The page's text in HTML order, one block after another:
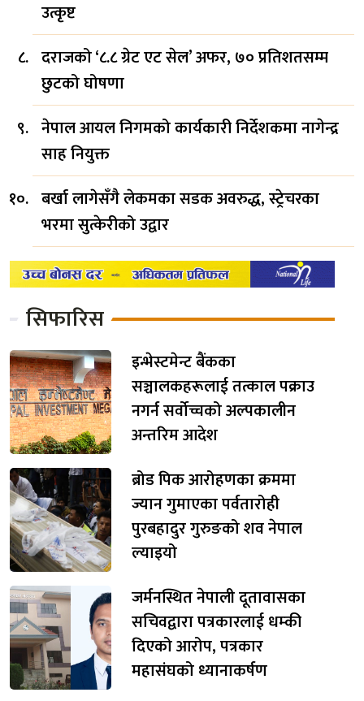
उत्कृष्ट
दराजको ‘८.८ ग्रेट एट सेल’ अफर, ७० प्रतिशतसम्म
छुटको घोषणा
नेपाल आयल निगमको कार्यकारी निर्देशकमा नागेन्द्र
साह नियुक्त
बर्खा लागेसँगै लेकमका सडक अवरुद्ध, स्ट्रेचरका
भरमा सुत्केरीको उद्वार
सिफारिस
इन्भेस्टमेन्ट बैंकका
सञ्चालकहरूलाई तत्काल पक्राउ
नगर्न सर्वोच्चको अल्पकालीन
अन्तरिम आदेश
ब्रोड पिक आरोहणका क्रममा
ज्यान गुमाएका पर्वतारोही
पुरबहादुर गुरुङको शव नेपाल
ल्याइयो
जर्मनस्थित नेपाली दूतावासका
सचिवद्वारा पत्रकारलाई धम्की
दिएको आरोप, पत्रकार
महासंघको ध्यानाकर्षण